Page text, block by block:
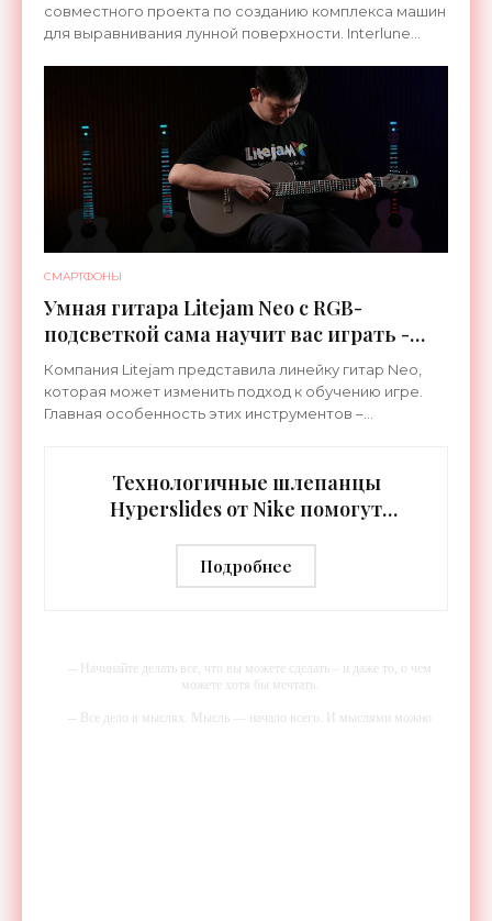
совместного проекта по созданию комплекса машин
для выравнивания лунной поверхности. Interlune
СМАРТФОНЫ
Умная гитара Litejam Neo с RGB-
подсветкой сама научит вас играть -
«Гаджеты»
Компания Litejam представила линейку гитар Neo,
которая может изменить подход к обучению игре.
Главная особенность этих инструментов –
Технологичные шлепанцы
Hyperslides от Nike помогут
тренировки - «Гаджеты»
Подробнее
-- Начинайте делать все, что вы можете сделать – и даже то, о чем
можете хотя бы мечтать.
-- Все дело в мыслях. Мысль — начало всего. И мыслями можно